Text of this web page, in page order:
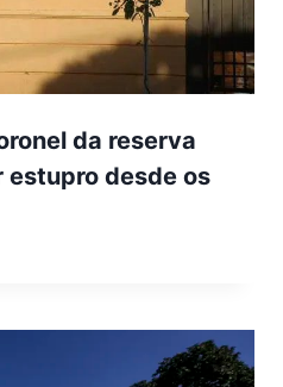
da reserva
estupro desde os